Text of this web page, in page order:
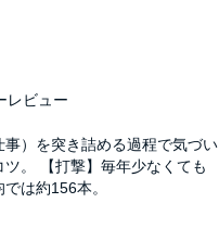
レビュー
）を突き詰める過程で気づい
。 【打撃】毎年少なくても
は約156本。